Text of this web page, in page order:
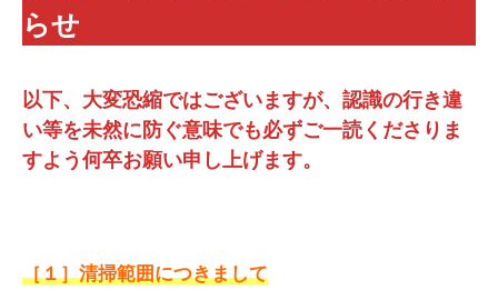
らせ
以下、大変恐縮ではございますが、認識の行き違
い等を未然に防ぐ意味でも必ずご一読くださりま
すよう何卒お願い申し上げます。
［１］清掃範囲につきまして